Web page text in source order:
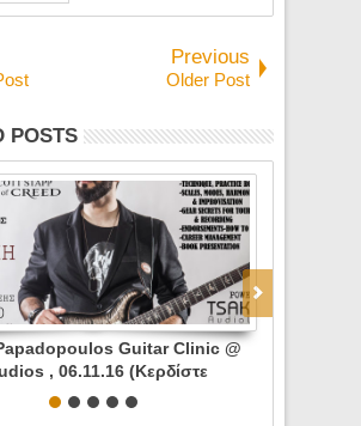
Previous
Older Post
POSTS
Guitar Clinic @
(Κερδίστε
Game of Money
14
Nov
2025